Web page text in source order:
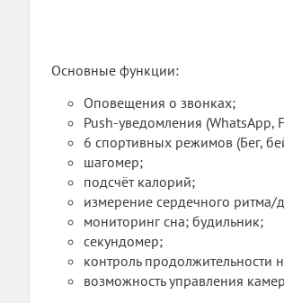
Основные функции:
Оповещения о звонках;
Push-уведомления (WhatsApp,
6 спортивных режимов (Бег,
шагомер;
подсчёт калорий;
измерение сердечного
мониторинг сна; будильник;
секундомер;
контроль продолжительности
возможность управления